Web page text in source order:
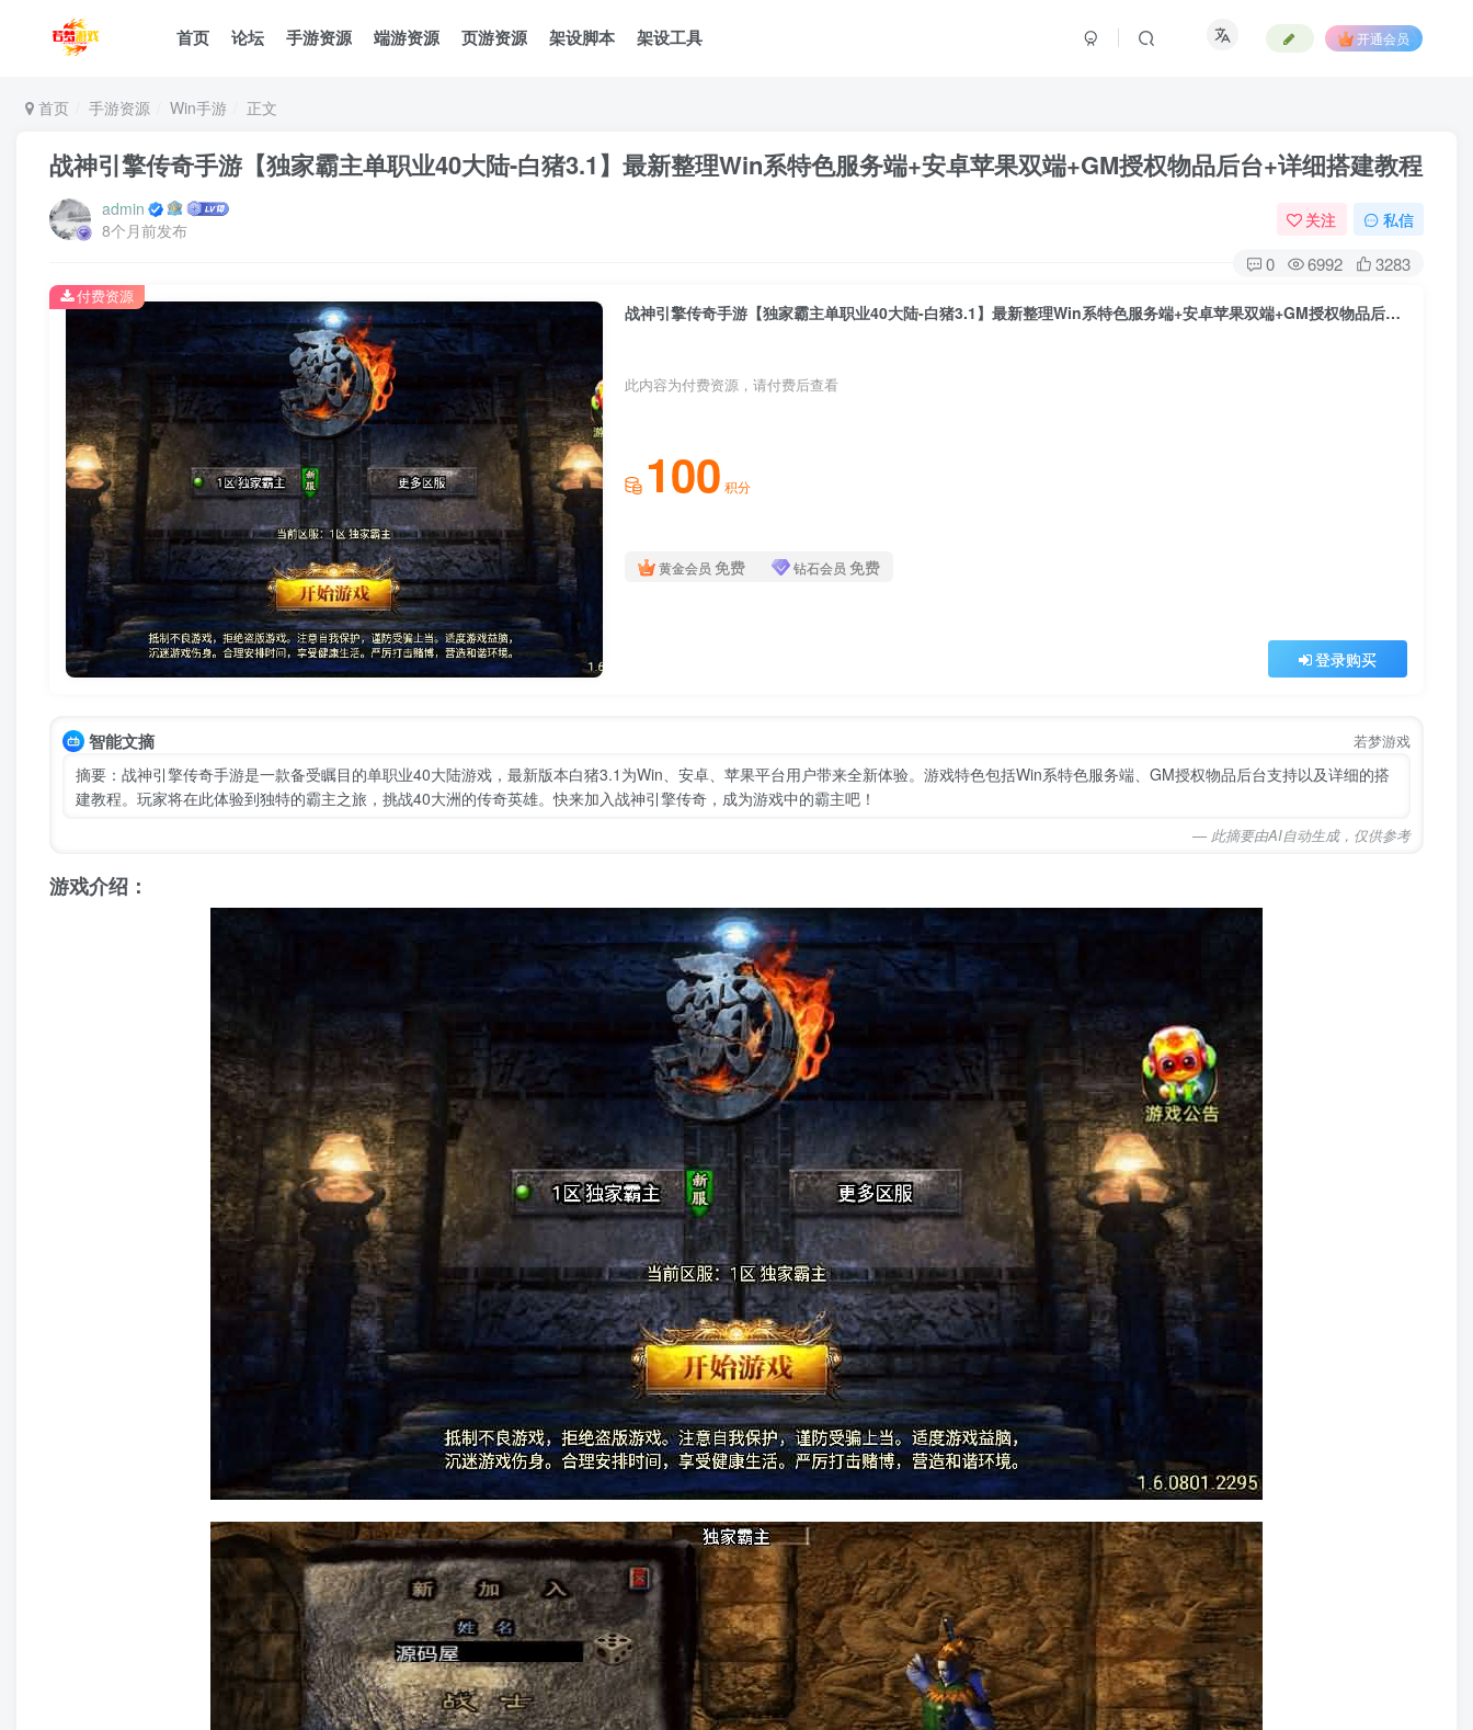
首页 论坛 手游资源 端游资源 页游资源 架设脚本 架设工具 开通会员
首页 手游资源 Win手游 正文
战神引擎传奇手游【独家霸主单职业40大陆-白猪3.1】最新整理Win系特色服务端+安卓苹果双端+GM授权物品后台+详细搭建教程
admin
8个月前发布
关注 私信
0 6992 3283
战神引擎传奇手游【独家霸主单职业40大陆-白猪3.1】最新整理Win系特色服务端+安卓苹果双端+GM授权物品后台+详细搭建教程
此内容为付费资源，请付费后查看
100 积分
黄金会员 免费 钻石会员 免费
登录购买
付费资源
智能文摘 若梦游戏
摘要：战神引擎传奇手游是一款备受瞩目的单职业40大陆游戏，最新版本白猪3.1为Win、安卓、苹果平台用户带来全新体验。游戏特色包括Win系特色服务端、GM授权物品后台支持以及详细的搭
建教程。玩家将在此体验到独特的霸主之旅，挑战40大洲的传奇英雄。快来加入战神引擎传奇，成为游戏中的霸主吧！
— 此摘要由AI自动生成，仅供参考
游戏介绍：